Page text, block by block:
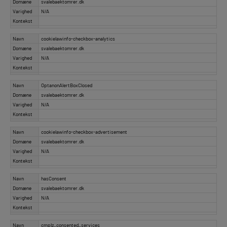
Domæne
svalebaektomrer.dk
Varighed
N/A
Kontekst
Navn
cookielawinfo-checkbox-analytics
Domæne
svalebaektomrer.dk
Varighed
N/A
Kontekst
Navn
OptanonAlertBoxClosed
Domæne
svalebaektomrer.dk
Varighed
N/A
Kontekst
Navn
cookielawinfo-checkbox-advertisement
Domæne
svalebaektomrer.dk
Varighed
N/A
Kontekst
Navn
hasConsent
Domæne
svalebaektomrer.dk
Varighed
N/A
Kontekst
Navn cmplz_consented_services